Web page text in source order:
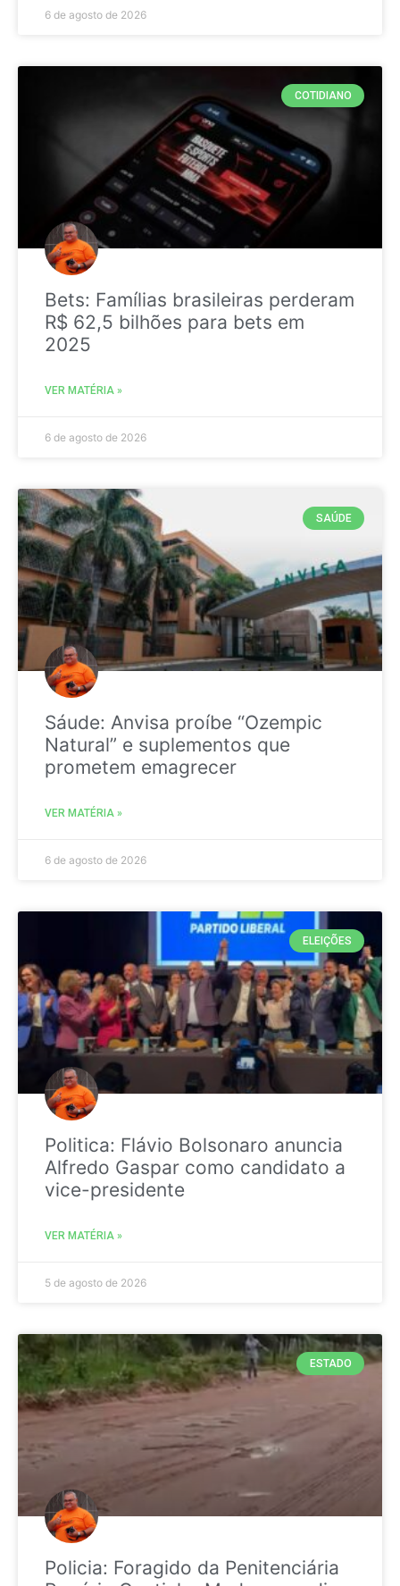
6 de agosto de 2026
COTIDIANO
Bets: Famílias brasileiras perderam
R$ 62,5 bilhões para bets em
2025
VER MATÉRIA »
6 de agosto de 2026
SAÚDE
Sáude: Anvisa proíbe “Ozempic
Natural” e suplementos que
prometem emagrecer
VER MATÉRIA »
6 de agosto de 2026
ELEIÇÕES
Politica: Flávio Bolsonaro anuncia
Alfredo Gaspar como candidato a
vice-presidente
VER MATÉRIA »
5 de agosto de 2026
ESTADO
Policia: Foragido da Penitenciária